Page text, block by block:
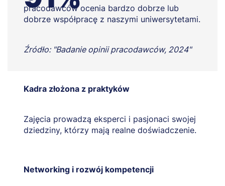
pracodawców ocenia bardzo dobrze lub
dobrze współpracę z naszymi uniwersytetami.
Źródło: "Badanie opinii pracodawców, 2024"
Kadra złożona z praktyków
Zajęcia prowadzą eksperci i pasjonaci swojej
dziedziny, którzy mają realne doświadczenie.
Networking i rozwój kompetencji